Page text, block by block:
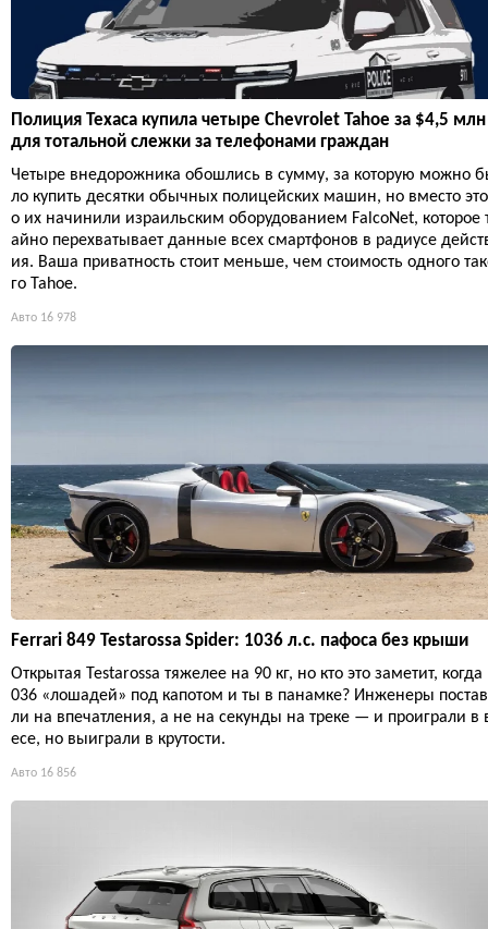
Полиция Техаса купила четыре Chevrolet Tahoe за $4,5 млн
для тотальной слежки за телефонами граждан
Четыре внедорожника обошлись в сумму, за которую можно
ло купить десятки обычных полицейских машин, но вместо
о их начинили израильским оборудованием FalcoNet, которое
айно перехватывает данные всех смартфонов в радиусе
ия. Ваша приватность стоит меньше, чем стоимость одного
го Tahoe.
Авто 16 978
Ferrari 849 Testarossa Spider: 1036 л.с. пафоса без крыши
Открытая Testarossa тяжелее на 90 кг, но кто это заметит, когда
036 «лошадей» под капотом и ты в панамке? Инженеры
ли на впечатления, а не на секунды на треке — и проиграли в
есе, но выиграли в крутости.
Авто 16 856